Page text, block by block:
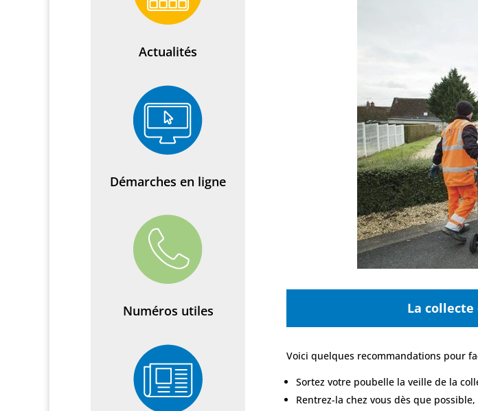
Actualités
Démarches en ligne
Numéros utiles La
Voici quelques recommandations pour
Sortez votre poubelle la veille de la
Rentrez-la chez vous dès que